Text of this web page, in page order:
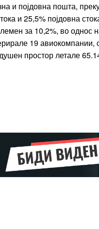
и појдовна пошта,
и 25,5% појдовна
за 10,2%, во однос
19 авиокомпании,
простор летале